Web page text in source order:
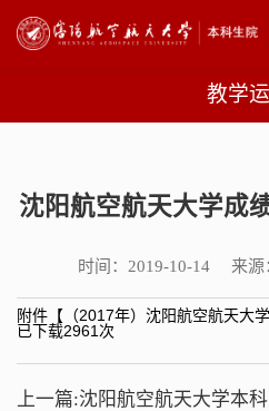
教学
沈阳航空航天大学成
时间： 2019-10-14 来源
附件【 （2017年）沈阳航空航天大
已下载2961 次
上一篇:沈阳航空航天大学本